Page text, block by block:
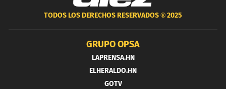
TODOS LOS DERECHOS RESERVADOS ®2025
GRUPO OPSA
LAPRENSA.HN
ELHERALDO.HN
GOTV